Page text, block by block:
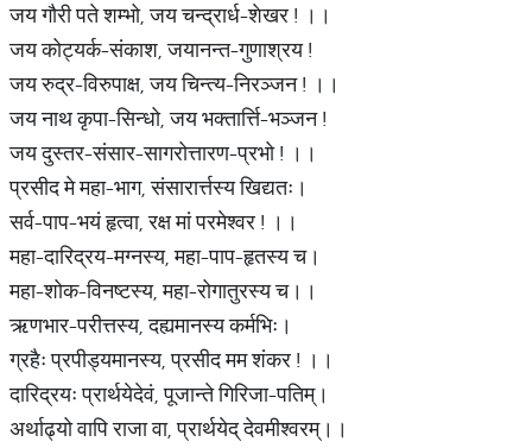
जय गौरी पते शम्भो, जय चन्द्रार्ध-शेखर ! ।।
जय कोट्यर्क-संकाश, जयानन्त-गुणाश्रय !
जय रुद्र-विरुपाक्ष, जय चिन्त्य-निरञ्जन ! ।।
जय नाथ कृपा-सिन्धो, जय भक्तार्त्ति-भञ्जन !
जय दुस्तर-संसार-सागरोत्तारण-प्रभो ! ।।
प्रसीद मे महा-भाग, संसारार्त्तस्य खिद्यतः।
सर्व-पाप-भयं हृत्वा, रक्ष मां परमेश्वर ! ।।
महा-दारिद्रय-मग्नस्य, महा-पाप-हृतस्य च।
महा-शोक-विनष्टस्य, महा-रोगातुरस्य च।।
ऋणभार-परीत्तस्य, दह्यमानस्य कर्मभिः।
ग्रहैः प्रपीड्यमानस्य, प्रसीद मम शंकर ! ।।
दारिद्रयः प्रार्थयेदेवं, पूजान्ते गिरिजा-पतिम्।
अर्थाढ्यो वापि राजा वा, प्रार्थयेद् देवमीश्वरम्।।